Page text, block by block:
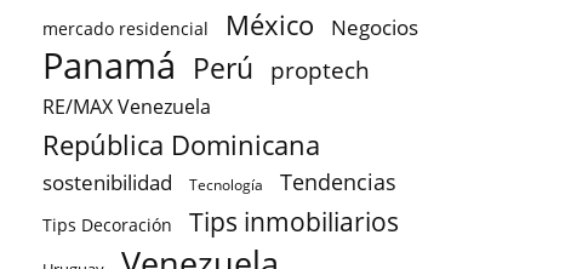
mercado residencial México Negocios
Panamá Perú proptech
RE/MAX Venezuela
República Dominicana
sostenibilidad Tecnología Tendencias
Tips Decoración Tips inmobiliarios